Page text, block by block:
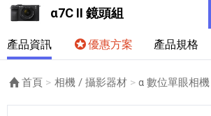
α7C II 鏡頭組
產品資訊 優惠方案 產品規格
首頁 相機 / 攝影器材 α 數位單眼相機